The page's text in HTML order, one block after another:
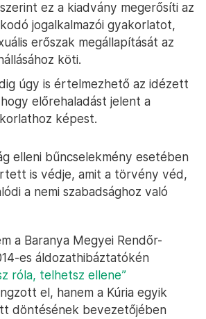
ez a kiadvány megerősíti az
jogalkalmazói gyakorlatot,
erőszak megállapítását az
köti.
úgy is értelmezhető az idézett
előrehaladást jelent a
képest.
elleni bűncselekmény esetében
is védje, amit a törvény véd,
a nemi szabadsághoz való
a Baranya Megyei Rendőr-
es áldozathibáztatókén
róla, telhetsz ellene”
el, hanem a Kúria egyik
döntésének bevezetőjében